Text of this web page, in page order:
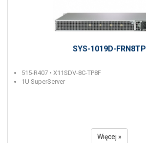
SYS-1019D-FRN8TP
515-R407 • X11SDV-8C-TP8F
1U SuperServer
Więcej »